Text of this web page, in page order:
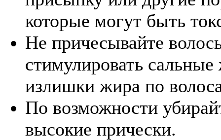
которые могут быть
Не причесывайте
стимулировать
излишки жира по
По возможности
высокие прически.